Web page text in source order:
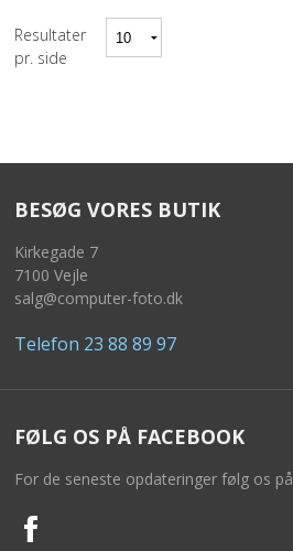
SE KURV
NYHEDER
TILBUD
VILKÅR
Resultater
pr. side
BESØG VORES BUTIK
Kirkegade 7
7100 Vejle
salg@computer-foto.dk
Telefon 23 88 89 97
FØLG OS PÅ FACEBOOK
For de seneste opdateringer følg os på